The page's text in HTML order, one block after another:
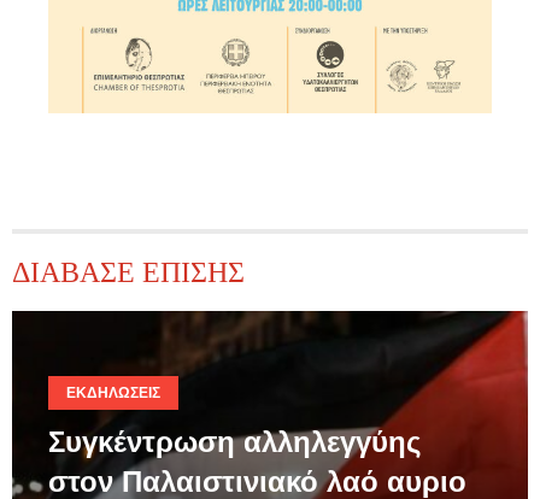
ΔΙΑΒΑΣΕ ΕΠΙΣΗΣ
ΕΚΔΗΛΏΣΕΙΣ
Συγκέντρωση αλληλεγγύης
στον Παλαιστινιακό λαό αυριο